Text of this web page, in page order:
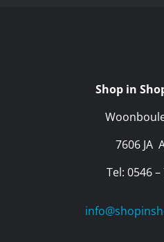
Shop in
7606 JA
Tel: 0546